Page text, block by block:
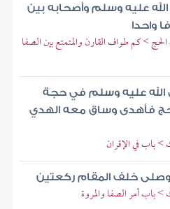
عليه وسلم وأصحابه بين
واحدا
> كم طواف القارن والمتمتع بين الصفا
الله عليه وسلم في حجة
الحج فأهدى وساق معه الهدي
باب في الإقران
وصلى خلف المقام ركعتين
باب أمر الصفا والمروة